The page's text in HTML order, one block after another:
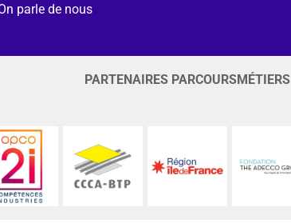
parle de nous
PARTENAIRES PARCOURSMÉTIERS